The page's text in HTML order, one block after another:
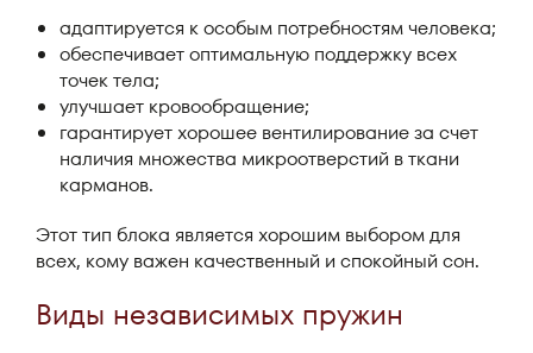
адаптируется к особым потребностям человека;
обеспечивает оптимальную поддержку всех
точек тела;
улучшает кровообращение;
гарантирует хорошее вентилирование за счет
наличия множества микроотверстий в ткани
карманов.
Этот тип блока является хорошим выбором для
всех, кому важен качественный и спокойный сон.
Виды независимых пружин